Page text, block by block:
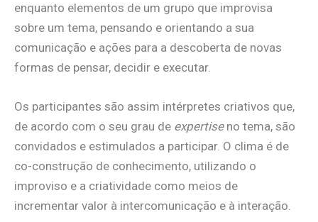
enquanto elementos de um grupo que improvisa
sobre um tema, pensando e orientando a sua
comunicação e ações para a descoberta de novas
formas de pensar, decidir e executar.
Os participantes são assim intérpretes criativos que,
de acordo com o seu grau de expertiseno tema, são
convidados e estimulados a participar. O clima é de
co-construção de conhecimento, utilizando o
improviso e a criatividade como meios de
incrementar valor à intercomunicação e à interação.